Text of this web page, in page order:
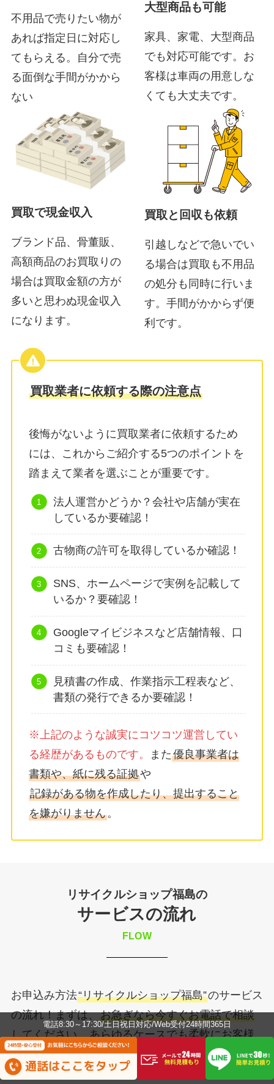
不用品で売りたい物が
あれば指定日に対応し
てもらえる。自分で売
る面倒な手間がかから
ない
大型商品も可能
家具、家電、大型商品
でも対応可能です。お
客様は車両の用意しな
くても大丈夫です。
買取で現金収入
ブランド品、骨董販、
高額商品のお買取りの
場合は買取金額の方が
多いと思わぬ現金収入
になります。
買取と回収も依頼
引越しなどで急いでい
る場合は買取も不用品
の処分も同時に行いま
す。手間がかからず便
利です。
買取業者に依頼する際の注意点
後悔がないように買取業者に依頼するため
には、これからご紹介する5つのポイントを
踏まえて業者を選ぶことが重要です。
法人運営かどうか？会社や店舗が実在
しているか要確認！
古物商の許可を取得しているか確認！
SNS、ホームページで実例を記載して
いるか？要確認！
Googleマイビジネスなど店舗情報、口
コミも要確認！
見積書の作成、作業指示工程表など、
書類の発行できるか要確認！
※上記のような誠実にコツコツ運営してい
る経歴があるものです。
また優良事業者は
書類や、紙に残る証拠や
記録がある物を作成したり、提出すること
を嫌がりません。
リサイクルショップ福島の
サービスの流れ
FLOW
お申込み方法“リサイクルショップ福島”のサービス
の流れ！まずは、お急ぎなら今すぐお電話で相談
してください。あらゆるケースでも柔軟にお客様
のお悩みを解決します。
電話8:30～17:30/土日祝日対応/Web受付24時間365日